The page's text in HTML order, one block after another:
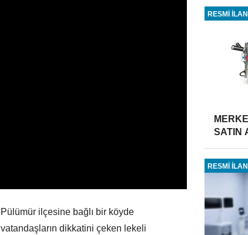
Pülümür ilçesine bağlı bir köyde
vatandaşların dikkatini çeken lekeli
RESMİ
SATIN
RESMİ